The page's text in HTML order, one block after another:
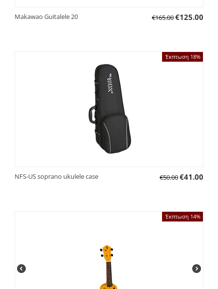
Makawao Guitalele 20 €165.00€125.00
Έκπτωση 18%
NFS-US soprano ukulele case €50.00€41.00
Έκπτωση 14%